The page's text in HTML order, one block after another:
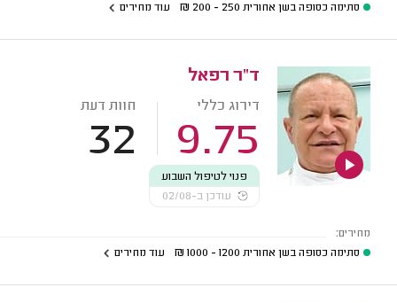
סתימה כסופה בשן אחורית 250 - 200
₪ עוד מחירים
ד"ר רפאל
דירוג כללי
9.75
חוות דעת
32
פנוי לטיפול השבוע
עודכן ב-02/08
מחירים:
סתימה כסופה בשן אחורית 1200 - 1000
₪ עוד מחירים